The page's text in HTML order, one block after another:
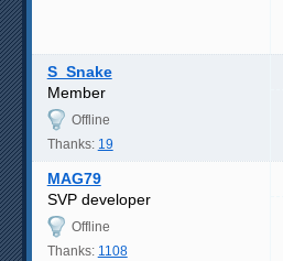
S_Snake
Member
Offline
Thanks: 19
MAG79
SVP developer
Offline
Thanks: 1108